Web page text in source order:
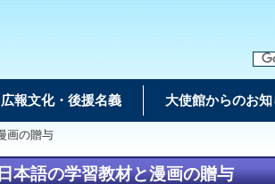
広報文化・後援名義 大使館からのお知
画の贈与
本語の学習教材と漫画の贈与